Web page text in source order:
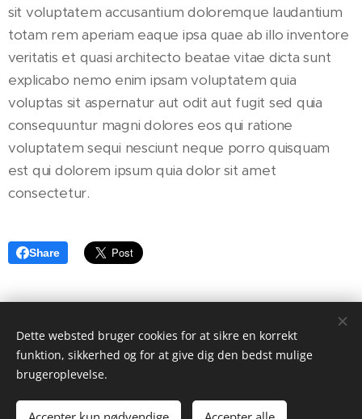
sit voluptatem accusantium doloremque laudantium
totam rem aperiam eaque ipsa quae ab illo inventore
veritatis et quasi architecto beatae vitae dicta sunt
explicabo nemo enim ipsam voluptatem quia
voluptas sit aspernatur aut odit aut fugit sed quia
consequuntur magni dolores eos qui ratione
voluptatem sequi nesciunt neque porro quisquam
est qui dolorem ipsum quia dolor sit amet
consectetur.
Share
Sydhavsøernes alge og fliserens Cvr 45446905 Tlf. +45
61143977 Email: Arming2010@icloud.com Kirsebærvej 13 4800
Cookies
Dette websted bruger cookies for at sikre en korrekt
funktion, sikkerhed og for at give dig den bedst mulige
brugeroplevelse.